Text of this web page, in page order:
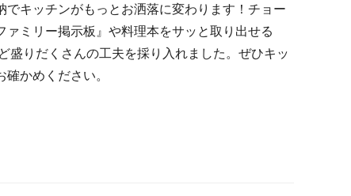
でキッチンがもっとお洒落に変わります！チョー
ァミリー掲示板』や料理本をサッと取り出せる
盛りだくさんの工夫を採り入れました。ぜひキッ
かめください。